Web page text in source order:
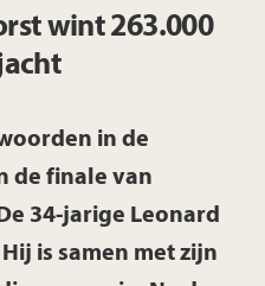
wint 263.000
in de
de finale van
34-jarige Leonard
is samen met zijn